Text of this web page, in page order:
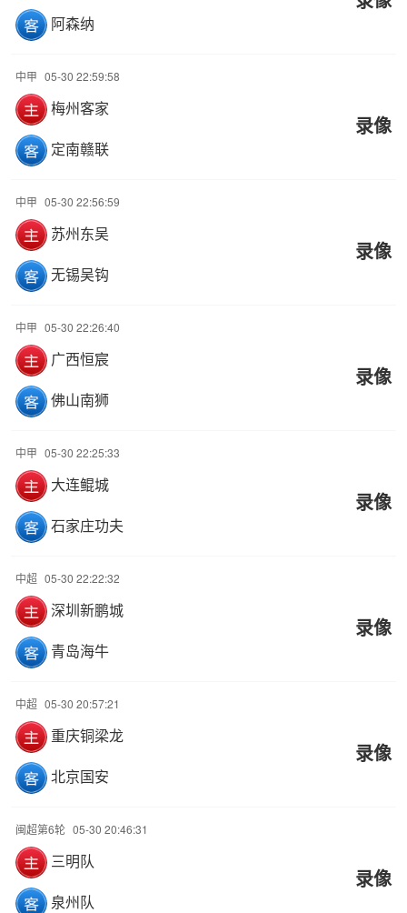
阿森纳
中甲 05-30 22:59:58
梅州客家
定南赣联
录像
中甲 05-30 22:56:59
苏州东吴
无锡吴钩
录像
中甲 05-30 22:26:40
广西恒宸
佛山南狮
录像
中甲 05-30 22:25:33
大连鲲城
石家庄功夫
录像
中超 05-30 22:22:32
深圳新鹏城
青岛海牛
录像
中超 05-30 20:57:21
重庆铜梁龙
北京国安
录像
闽超第6轮 05-30 20:46:31
三明队
泉州队
录像